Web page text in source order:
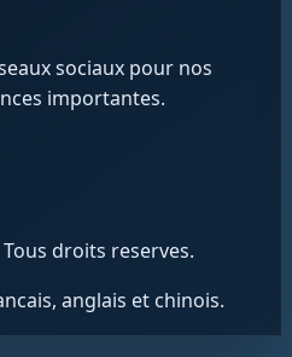
sociaux pour nos
importantes.
droits reserves.
anglais et chinois.